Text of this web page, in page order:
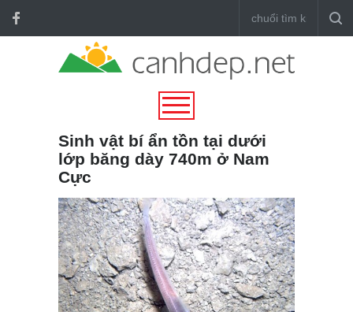
Sinh vật bí ẩn tồn tại dưới
lớp băng dày 740m ở Nam
Cực